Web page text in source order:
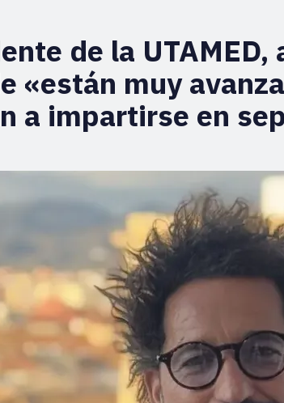
de la
«están muy
a impartirse en